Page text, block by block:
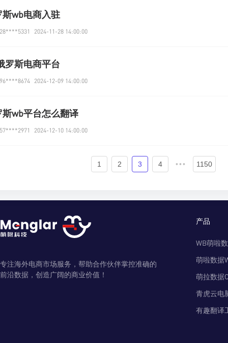
斯wb电商入驻
2024-11-28 14:00:00
罗斯电商平台
2024-12-09 14:00:00
斯wb平台怎么翻译
2024-12-10 14:00:00
1 2 3 4 ••• 1150
专注海外电商市场服务，帮助合作伙伴掌控准确的
前沿数据，创造广阔的商业价值！
产品
WB萌啦
萌啦数据
萌拉数据
青虎云电
有趣翻译